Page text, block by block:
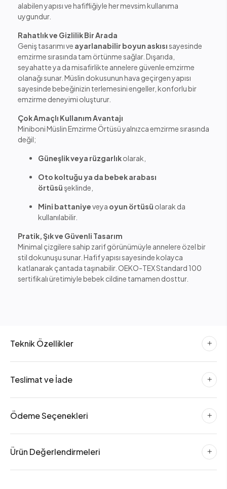
alabilen yapısı ve hafifliğiyle her mevsim kullanıma
uygundur.
Rahatlık ve Gizlilik Bir Arada
Geniş tasarımı ve ayarlanabilir boyun askısı sayesinde
emzirme sırasında tam örtünme sağlar. Dışarıda,
seyahatte ya da misafirlikte annelere güvenle emzirme
olanağı sunar. Müslin dokusunun hava geçirgen yapısı
sayesinde bebeğinizin terlemesini engeller, konforlu bir
emzirme deneyimi oluşturur.
Çok Amaçlı Kullanım Avantajı
Miniboni Müslin Emzirme Örtüsü yalnızca emzirme sırasında
değil;
Güneşlik veya rüzgarlıkolarak,
Oto koltuğu ya da bebek arabası
örtüsü şeklinde,
Mini battaniyeveya oyun örtüsü olarak da
kullanılabilir.
Pratik, Şık ve Güvenli Tasarım
Minimal çizgilere sahip zarif görünümüyle annelere özel bir
stil dokunuşu sunar. Hafif yapısı sayesinde kolayca
katlanarak çantada taşınabilir. OEKO-TEX Standard 100
sertifikalı üretimiyle bebek cildine tamamen dosttur.
Teknik Özellikler
Teslimat ve İade
Ödeme Seçenekleri
Ürün Değerlendirmeleri